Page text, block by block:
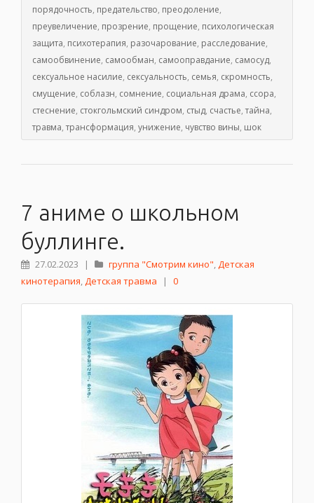
порядочность, предательство, преодоление,
преувеличение, прозрение, прощение, психологическая
защита, психотерапия, разочарование, расследование,
самообвинение, самообман, самооправдание, самосуд,
сексуальное насилие, сексуальность, семья, скромность,
смущение, соблазн, сомнение, социальная драма, ссора,
стеснение, стокгольмский синдром, стыд, счастье,тайна,
травма,трансформация, унижение, чувство вины, шок
7 аниме о школьном
буллинге.
27.02.2023 | группа "Смотрим кино",Детская
кинотерапия,Детская травма | 0